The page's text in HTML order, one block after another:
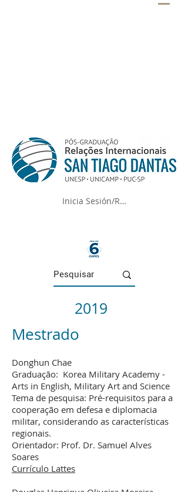
Inicia Sesión/Regístrate
2019
Mestrado
Donghun Chae
Graduação: Korea Military Academy -
Arts in English, Military Art and Science
Tema de pesquisa: Pré-requisitos para a
cooperação em defesa e diplomacia
militar, considerando as características
regionais.
Orientador: Prof. Dr. Samuel Alves
Soares
Currículo Lattes